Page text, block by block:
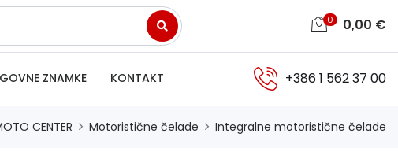
0 0,00 €
ZNAMKE KONTAKT +386 1 562 37 00
CENTER Motoristične čelade Integralne motoristične čelade